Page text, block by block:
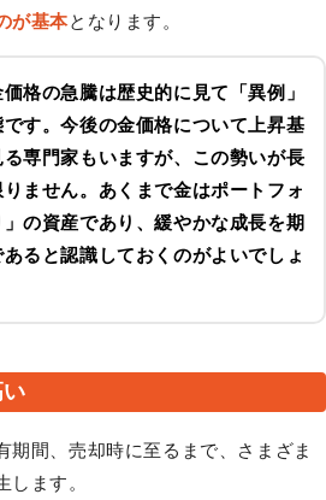
が基本となります。
格の急騰は歴史的に見て「異例」
です。今後の金価格について上昇基
専門家もいますが、この勢いが長
りません。あくまで金はポートフォ
」の資産であり、緩やかな成長を期
ると認識しておくのがよいでしょ
期間、売却時に至るまで、さまざま
します。